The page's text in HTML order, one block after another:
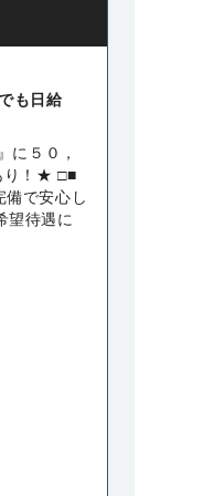
も日給
に５０，
り！★ □■
備で安心し
待遇に